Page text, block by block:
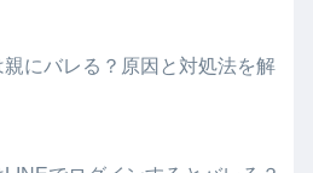
親にバレる？原因と対処法を解